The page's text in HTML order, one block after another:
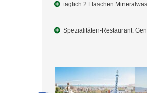
täglich 2 Flaschen
Spezialitäten-Restaurant: